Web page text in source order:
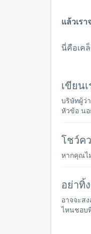
แล้วเรา
นี่คือเค
เขียน
บริษัทผู้ว่
หัวข้อ นอ
โชว์ค
หากคุณไ
อย่าทิ้
อาจจะส
ไหนชอบ